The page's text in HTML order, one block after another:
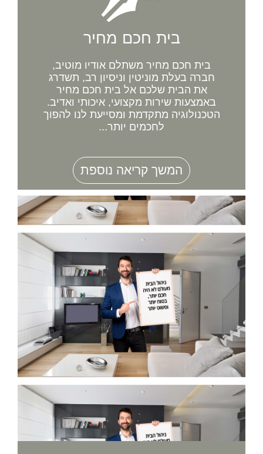
בית חכם מחיר
בית חכם מחיר משתלם אודיו מוטיב,
חברה בעלת מוניטין וניסיון רב, תשדרג
את הבית שלכם אל בית חכם מחיר
באמצעות שירות מקצועי, איכותי ואדיב.
הטכנולוגיה מתקדמת ומסייעת לנו להפוך
לחכמים יותר...
המשך קריאה נוספת